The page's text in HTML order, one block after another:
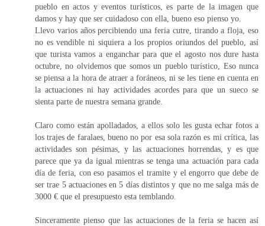
pueblo en actos y eventos turísticos, es parte de la imagen que
damos y hay que ser cuidadoso con ella, bueno eso pienso yo.
Llevo varios años percibiendo una feria cutre, tirando a floja, eso
no es vendible ni siquiera a los propios oriundos del pueblo, así
que turista vamos a enganchar para que el agosto nos dure hasta
octubre, no olvidemos que somos un pueblo turístico, Eso nunca
se piensa a la hora de atraer a foráneos, ni se les tiene en cuenta en
la actuaciones ni hay actividades acordes para que un sueco se
sienta parte de nuestra semana grande.
Claro como están apolladados, a ellos solo les gusta echar fotos a
los trajes de faralaes, bueno no por esa sola razón es mi crítica, las
actividades son pésimas, y las actuaciones horrendas, y es que
parece que ya da igual mientras se tenga una actuación para cada
día de feria, con eso pasamos el tramite y el engorro que debe de
ser trae 5 actuaciones en 5 días distintos y que no me salga más de
3000 € que el presupuesto esta temblando.
Sinceramente pienso que las actuaciones de la feria se hacen así